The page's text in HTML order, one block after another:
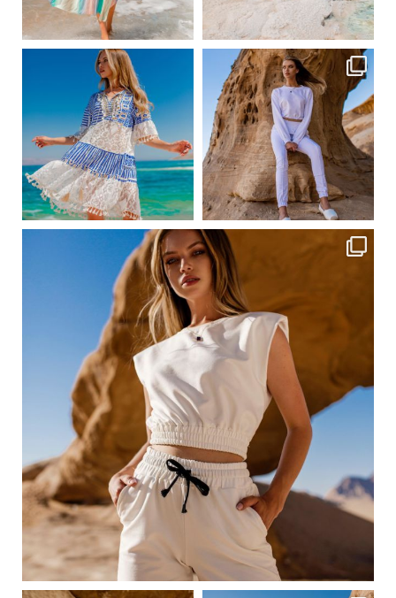
Сер 31 Сер 31
ebutikpl
Сер 24
ebutikpl
Сер 23
ebutikpl
Сер 23